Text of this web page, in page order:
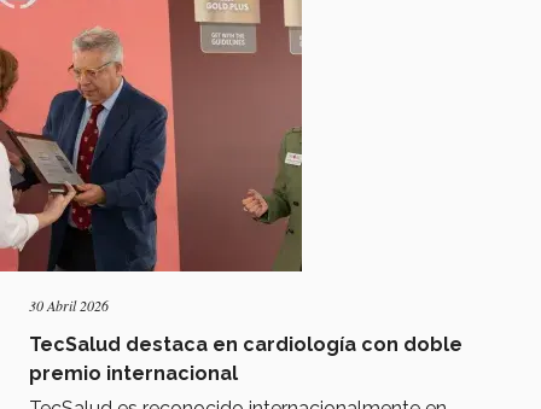
30 Abril 2026
TecSalud destaca en cardiología con doble
premio internacional